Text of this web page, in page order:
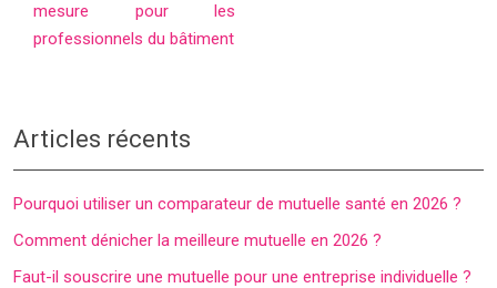
mesure pour les
professionnels du bâtiment
Articles récents
Pourquoi utiliser un comparateur de mutuelle santé en 2026 ?
Comment dénicher la meilleure mutuelle en 2026 ?
Faut-il souscrire une mutuelle pour une entreprise individuelle ?